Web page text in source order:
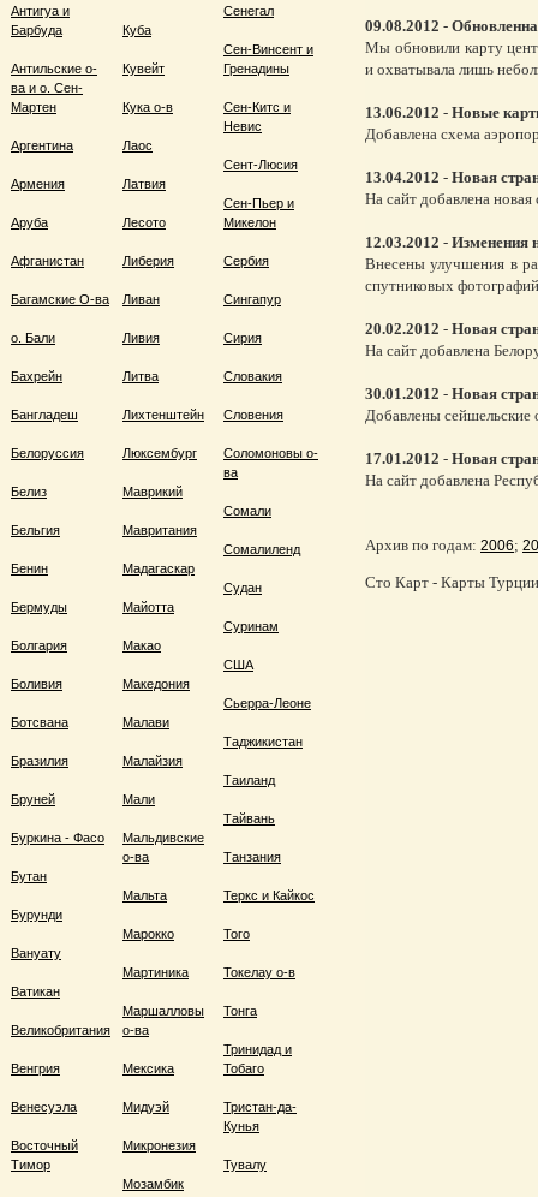
Антигуа и
Барбуда
Антильские о-
ва и о. Сен-
Мартен
Аргентина
Армения
Аруба
Афганистан
Багамские О-ва
о. Бали
Бахрейн
Бангладеш
Белоруссия
Белиз
Бельгия
Бенин
Бермуды
Болгария
Боливия
Ботсвана
Бразилия
Бруней
Буркина - Фасо
Бутан
Бурунди
Вануату
Ватикан
Великобритания
Венгрия
Венесуэла
Восточный
Тимор
Куба
Кувейт
Кука о-в
Лаос
Латвия
Лесото
Либерия
Ливан
Ливия
Литва
Лихтенштейн
Люксембург
Маврикий
Мавритания
Мадагаскар
Майотта
Макао
Македония
Малави
Малайзия
Мали
Мальдивские
о-ва
Мальта
Марокко
Мартиника
Маршалловы
о-ва
Мексика
Мидуэй
Микронезия
Мозамбик
Сенегал
Сен-Винсент и
Гренадины
Сен-Китс и
Невис
Сент-Люсия
Сен-Пьер и
Микелон
Сербия
Сингапур
Сирия
Словакия
Словения
Соломоновы о-
ва
Сомали
Сомалиленд
Судан
Суринам
США
Сьерра-Леоне
Таджикистан
Таиланд
Тайвань
Танзания
Теркс и Кайкос
Того
Токелау о-в
Тонга
Тринидад и
Тобаго
Тристан-да-
Кунья
Тувалу
09.08.2012 -
Мы обновили карту
и охватывала лишь
13.06.2012 - Новые
Добавлена схема
13.04.2012 - Новая
На сайт добавлена новая
12.03.2012 - Изменения
Внесены улучшения в
спутниковых
20.02.2012 - Новая
На сайт добавлена
30.01.2012 - Новая
Добавлены сейшельские
17.01.2012 - Новая
На сайт добавлена
Архив по годам: 2006;
Сто Карт - Карты